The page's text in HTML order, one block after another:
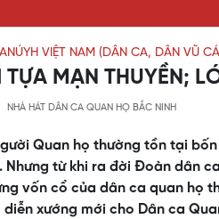
VIỆT NAM (DÂN CA, DÂN VŨ
MẠN THUYỀN;
NHÀ HÁT DÂN CA QUAN HỌ BẮC NINH
Quan họ thường tồn tại
Nhưng từ khi ra đời Đoàn dân
vốn cổ của dân ca quan họ
diễn xướng mới cho Dân ca